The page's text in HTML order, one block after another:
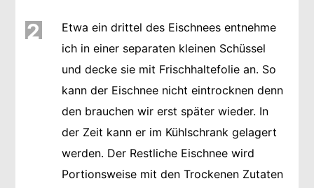
2
Etwa ein drittel des Eischnees entnehme
ich in einer separaten kleinen Schüssel
und decke sie mit Frischhaltefolie an. So
kann der Eischnee nicht eintrocknen denn
den brauchen wir erst später wieder. In
der Zeit kann er im Kühlschrank gelagert
werden. Der Restliche Eischnee wird
Portionsweise mit den Trockenen Zutaten